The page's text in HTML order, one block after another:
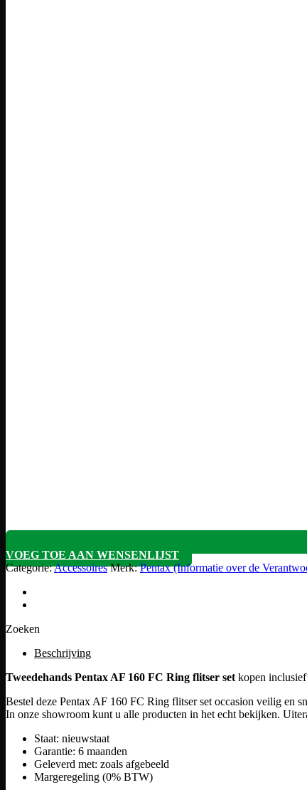
VOEG TOE AAN WENSENLIJST
Categorie:Accessoires Merk:Pentax (Informatie over de
Zoeken
Beschrijving
Tweedehands Pentax AF 160 FC Ring flitser set kopen
Bestel deze Pentax AF 160 FC Ring flitser set occasion veilig en
In onze showroom kunt u alle producten in het echt bekijken.
Staat: nieuwstaat
Garantie: 6 maanden
Geleverd met: zoals afgebeeld
Margeregeling (0% BTW)